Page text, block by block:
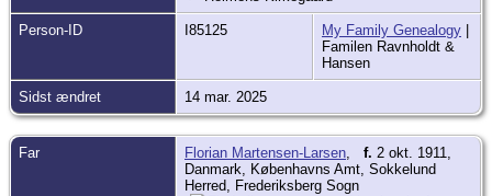
Person-ID I85125 My Family Genealogy
Familen Ravnholdt &
Hansen
Sidst ændret 14 mar. 2025
Far Florian Martensen-Larsen, f. 2 okt. 1911,
Danmark, Københavns Amt, Sokkelund
Herred, Frederiksberg Sogn